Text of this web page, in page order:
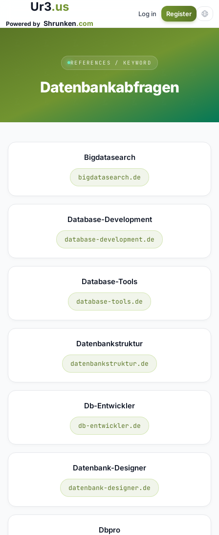
Ur3.us
Powered by Shrunken.com
Log in Register
REFERENCES / KEYWORD
Datenbankabfragen
Bigdatasearch
bigdatasearch.de
Database-Development
database-development.de
Database-Tools
database-tools.de
Datenbankstruktur
datenbankstruktur.de
Db-Entwickler
db-entwickler.de
Datenbank-Designer
datenbank-designer.de
Dbpro